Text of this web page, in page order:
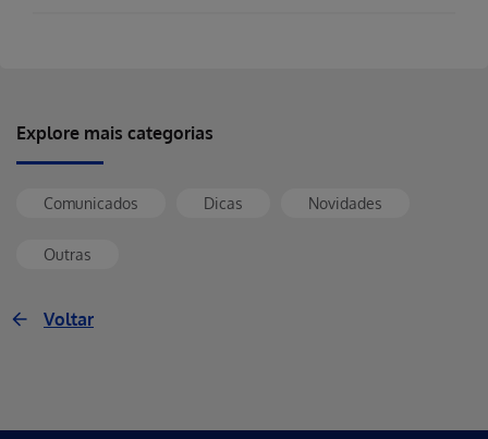
Explore mais categorias
Comunicados Dicas Novidades
Outras
Voltar